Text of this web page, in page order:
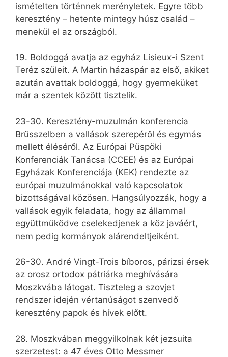
ismételten történnek merényletek. Egyre több
keresztény – hetente mintegy húsz család –
menekül el az országból.
19. Boldoggá avatja az egyház Lisieux-i Szent
Teréz szüleit. A Martin házaspár az első, akiket
azután avattak boldoggá, hogy gyermeküket
már a szentek között tisztelik.
23-30. Keresztény-muzulmán konferencia
Brüsszelben a vallások szerepéről és egymás
mellett éléséről. Az Európai Püspöki
Konferenciák Tanácsa (CCEE) és az Európai
Egyházak Konferenciája (KEK) rendezte az
európai muzulmánokkal való kapcsolatok
bizottságával közösen. Hangsúlyozzák, hogy a
vallások egyik feladata, hogy az állammal
együttműködve cselekedjenek a köz javáért,
nem pedig kormányok alárendeltjeiként.
26-30. André Vingt-Trois bíboros, párizsi érsek
az orosz ortodox pátriárka meghívására
Moszkvába látogat. Tiszteleg a szovjet
rendszer idején vértanúságot szenvedő
keresztény papok és hívek előtt.
28. Moszkvában meggyilkolnak két jezsuita
szerzetest: a 47 éves Otto Messmer